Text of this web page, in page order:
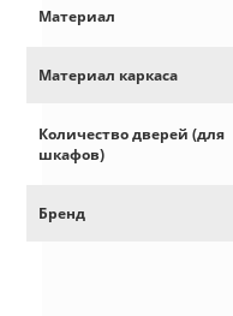
Материал
Материал каркаса
Количество дверей (для
шкафов)
Бренд